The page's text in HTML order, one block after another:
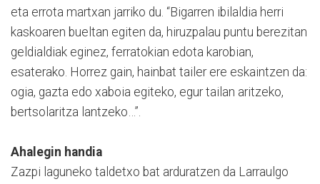
eta errota martxan jarriko du. “Bigarren ibilaldia herri
kaskoaren bueltan egiten da, hiruzpalau puntu berezitan
geldialdiak eginez, ferratokian edota karobian,
esaterako. Horrez gain, hainbat tailer ere eskaintzen da:
ogia, gazta edo xaboia egiteko, egur tailan aritzeko,
bertsolaritza lantzeko…”.
Ahalegin handia
Zazpi laguneko taldetxo bat arduratzen da Larraulgo